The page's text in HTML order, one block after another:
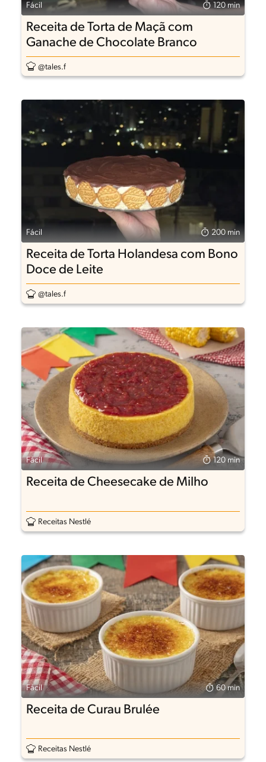
Fácil 120 min
Receita de Torta de Maçã com
Ganache de Chocolate Branco
@tales.f
Fácil 200 min
Receita de Torta Holandesa com Bono
Doce de Leite
@tales.f
Fácil 120 min
Receita de Cheesecake de Milho
Receitas Nestlé
Fácil 60 min
Receita de Curau Brulée
Receitas Nestlé